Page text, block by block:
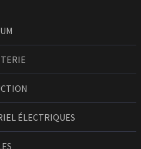
ÉLECTRIQUES